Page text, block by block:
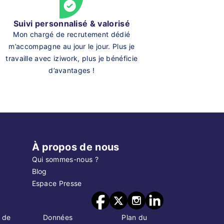
Suivi personnalisé & valorisé
Mon chargé de recrutement dédié
m’accompagne au jour le jour. Plus je
travaille avec iziwork, plus je bénéficie
d’avantages !
À propos de nous
Qui sommes-nous ?
Blog
Espace Presse
de Données Plan du